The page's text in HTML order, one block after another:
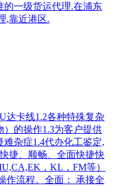
的一级货运代理.在浦东
,靠近港区.
达卡线1.2各种特殊复杂
的操作1.3为客户提供
杂症1.4代办化工鉴定,
捷、顺畅、全面快捷快
，KL，FM等）
作流程。全面： 承接全